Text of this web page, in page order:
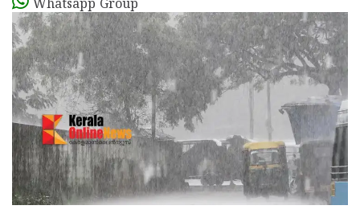
Whatsapp Group